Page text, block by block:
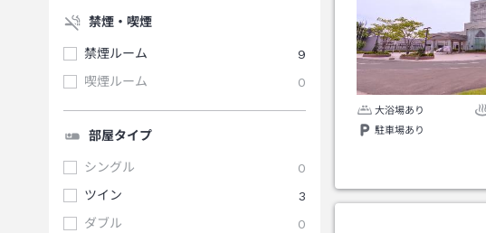
禁煙・喫煙
禁煙ルーム
9
喫煙ルーム
0
部屋タイプ
シングル
0
ツイン
3
ダブル
0
大浴場あり
駐車場あり